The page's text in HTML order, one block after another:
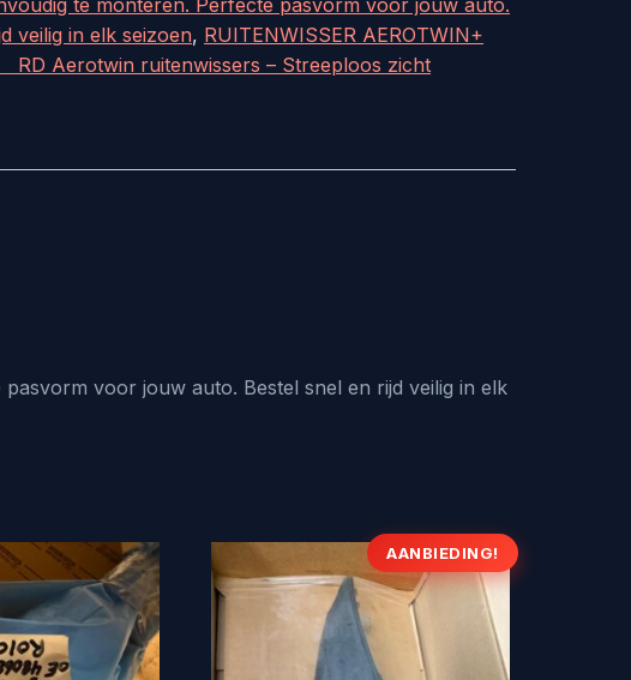
te monteren. Perfecte pasvorm voor jouw auto.
veilig in elk seizoen, RUITENWISSER AEROTWIN+
Aerotwin ruitenwissers – Streeploos zicht
voor jouw auto. Bestel snel en rijd veilig in elk
AANBIEDING!